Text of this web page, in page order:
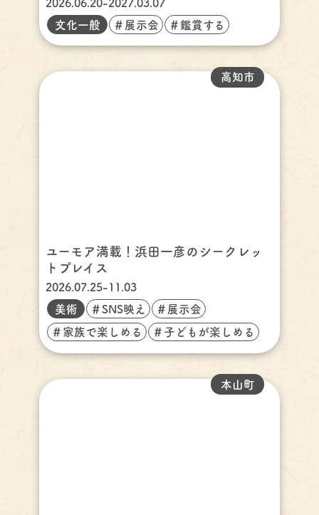
2026.06.20-2027.03.07
文化一般
＃展示会 ＃鑑賞する
ユーモア満載！浜田一彦のシークレッ
トプレイス
高知市
2026.07.25-11.03
美術
＃SNS映え ＃展示会
＃家族で楽しめる ＃子どもが楽しめる
本山町